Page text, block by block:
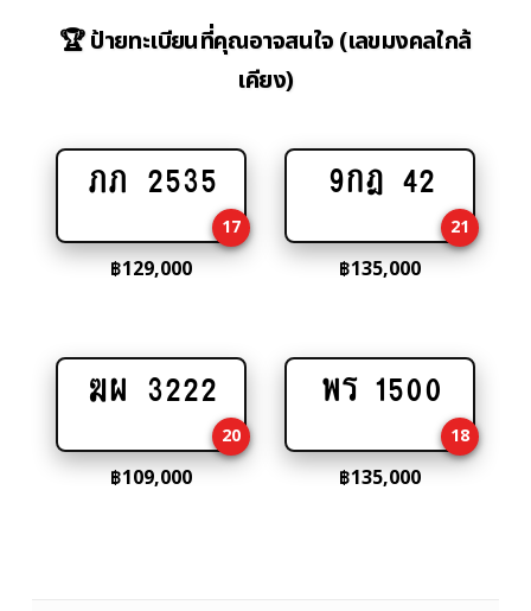
🏆 ป้ายทะเบียนที่คุณอาจสนใจ (เลขมงคลใกล้
เคียง)
Add
cart
ภภ 2535
17
฿129,000
Add
cart
9กฎ 42
21
฿135,000
Add
cart
ฆผ 3222
20
฿109,000
Add
cart
พร 1500
18
฿135,000